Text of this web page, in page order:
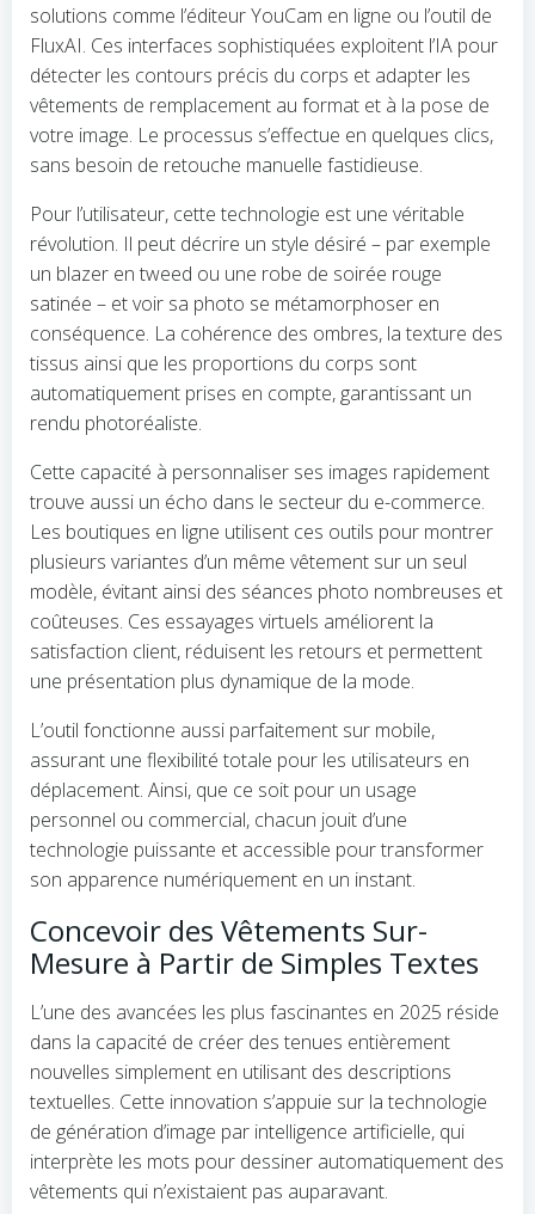
solutions comme l’éditeur YouCam en ligne ou l’outil de
FluxAI. Ces interfaces sophistiquées exploitent l’IA pour
détecter les contours précis du corps et adapter les
vêtements de remplacement au format et à la pose de
votre image. Le processus s’effectue en quelques clics,
sans besoin de retouche manuelle fastidieuse.
Pour l’utilisateur, cette technologie est une véritable
révolution. Il peut décrire un style désiré – par exemple
un blazer en tweed ou une robe de soirée rouge
satinée – et voir sa photo se métamorphoser en
conséquence. La cohérence des ombres, la texture des
tissus ainsi que les proportions du corps sont
automatiquement prises en compte, garantissant un
rendu photoréaliste.
Cette capacité à personnaliser ses images rapidement
trouve aussi un écho dans le secteur du e-commerce.
Les boutiques en ligne utilisent ces outils pour montrer
plusieurs variantes d’un même vêtement sur un seul
modèle, évitant ainsi des séances photo nombreuses et
coûteuses. Ces essayages virtuels améliorent la
satisfaction client, réduisent les retours et permettent
une présentation plus dynamique de la mode.
L’outil fonctionne aussi parfaitement sur mobile,
assurant une flexibilité totale pour les utilisateurs en
déplacement. Ainsi, que ce soit pour un usage
personnel ou commercial, chacun jouit d’une
technologie puissante et accessible pour transformer
son apparence numériquement en un instant.
Concevoir des Vêtements Sur-
Mesure à Partir de Simples Textes
L’une des avancées les plus fascinantes en 2025 réside
dans la capacité de créer des tenues entièrement
nouvelles simplement en utilisant des descriptions
textuelles. Cette innovation s’appuie sur la technologie
de génération d’image par intelligence artificielle, qui
interprète les mots pour dessiner automatiquement des
vêtements qui n’existaient pas auparavant.